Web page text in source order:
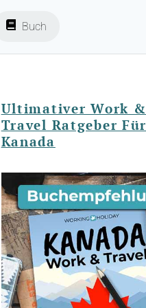
Buch
Ultimativer Work &
Travel Ratgeber Für
Kanada